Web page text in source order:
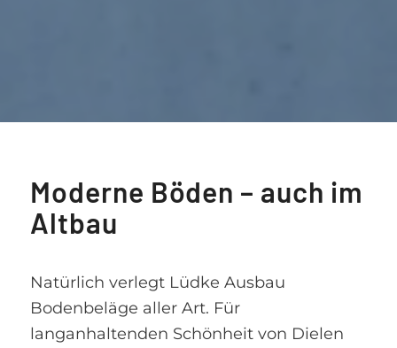
Moderne Böden – auch im
Altbau
Natürlich verlegt Lüdke Ausbau
Bodenbeläge aller Art. Für
langanhaltenden Schönheit von Dielen